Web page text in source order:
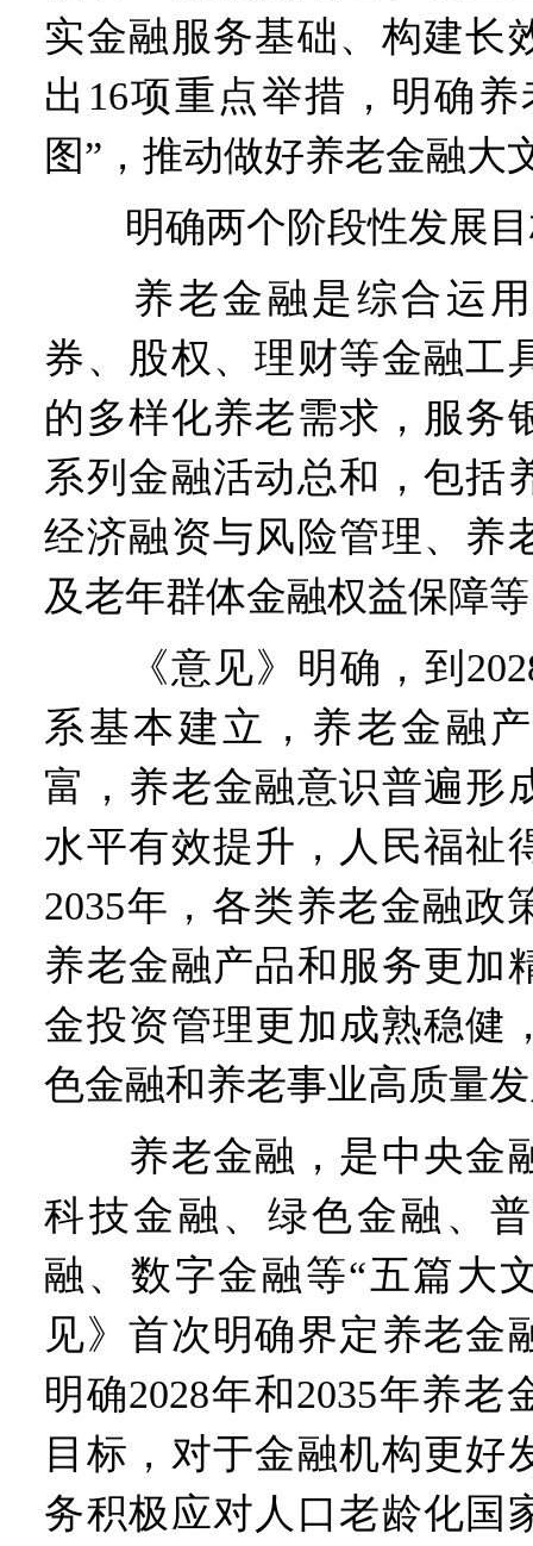
实金融服务基础、构建长
出16项重点举措，明确
图”，推动做好养老金融大
明确两个阶段性发展
养老金融是综合运用
券、股权、理财等金融工
的多样化养老需求，服务
系列金融活动总和，包括
经济融资与风险管理、养
及老年群体金融权益保障
《意见》明确，到
系基本建立，养老金融
富，养老金融意识普遍形
水平有效提升，人民福祉
2035年，各类养老金融政
养老金融产品和服务更加
金投资管理更加成熟稳健
色金融和养老事业高质量
养老金融，是中央金
科技金融、绿色金融、
融、数字金融等“五篇大
见》首次明确界定养老金
明确2028年和2035年养老
目标，对于金融机构更好
务积极应对人口老龄化国